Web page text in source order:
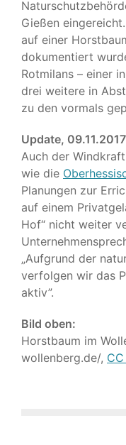
Gießen
auf einer
dokumentiert
Rotmilans – einer
drei weitere in
zu den vormals
Update,
Auch der
wie die
Planungen zur
auf einem
Hof“ nicht weiter
„Aufgrund der
verfolgen wir das
aktiv”.
Bild oben:
Horstbaum im
wollenberg.de/,